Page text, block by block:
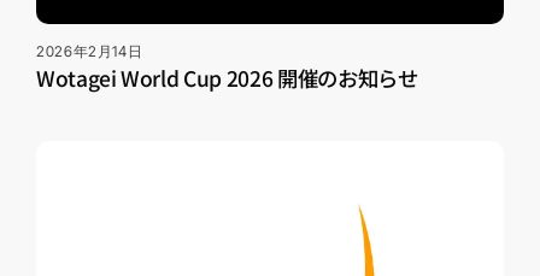
2026年2月14日
Wotagei World Cup 2026 開催のお知らせ